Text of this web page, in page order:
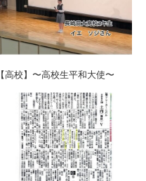
【高校】〜高校生平和大使〜